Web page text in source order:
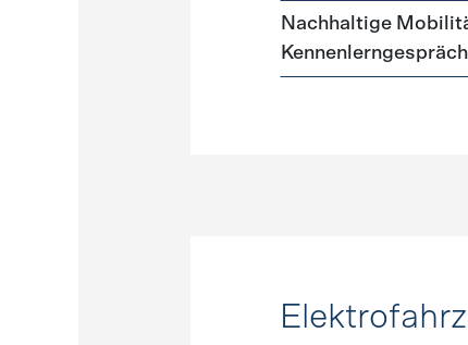
Nachhaltige
Kennenlerngespräch